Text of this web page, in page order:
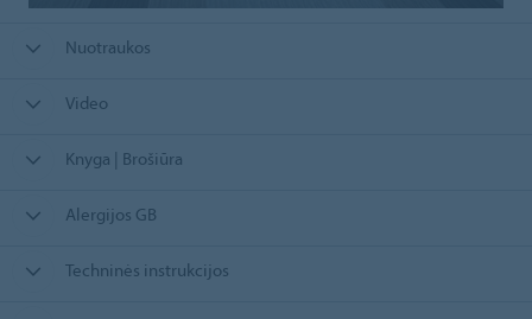
Nuotraukos
Video
Knyga | Brošiūra
Alergijos GB
Techninės instrukcijos